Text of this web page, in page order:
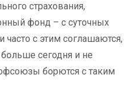
страхования,
фонд – с суточных
часто с этим соглашаются,
больше сегодня и не
борются с таким